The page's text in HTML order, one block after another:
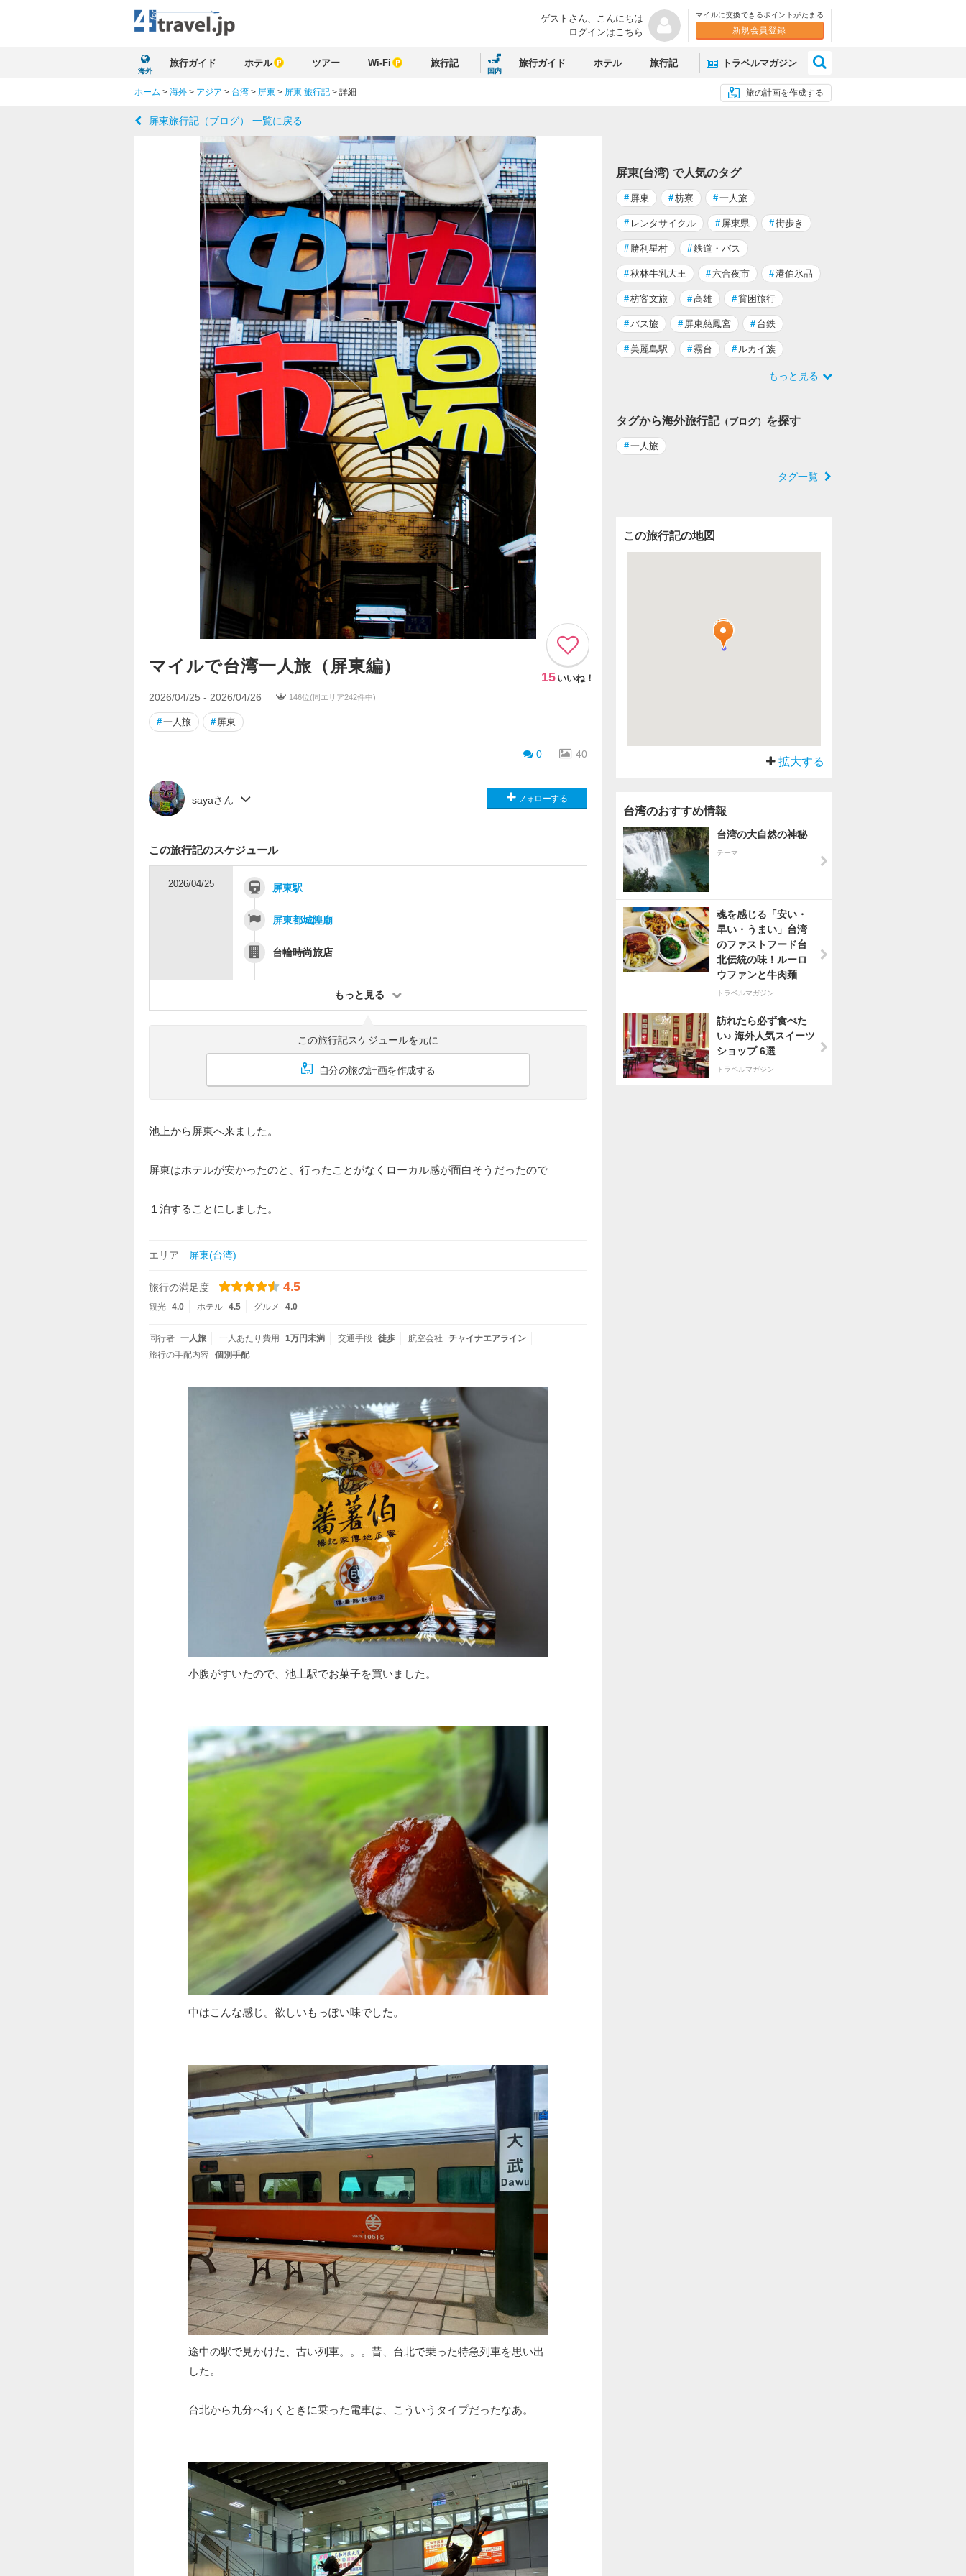
ゲストさん、 こんにちは
ログインはこちら
マイルに交換できるポイントがたまる
新規会員登録
海外
旅行ガイド ホテル ツアー Wi-Fi 旅行記
国内
旅行ガイド ホテル 旅行記 トラベルマガジン
旅の計画を作成する
ホーム > 海外 > アジア > 台湾 > 屏東 > 屏東 旅行記 > 詳細
屏東旅行記（ブログ） 一覧に戻る
マイルで台湾一人旅（屏東編）
15 いいね！
2026/04/25 - 2026/04/26 146位(同エリア242件中)
#一人旅 # 屏東
0 40
sayaさん フォローする
この旅行記のスケジュール
2026/04/25 屏東駅
屏東都城隍廟
台輪時尚旅店
もっと見る
この旅行記スケジュールを元に
自分の旅の計画を作成する
池上から屏東へ来ました。
屏東はホテルが安かったのと、行ったことがなくローカル感が面白そうだったので
１泊することにしました。
エリア 屏東(台湾)
旅行の満足度 4.5
観光 4.0 ホテル 4.5 グルメ 4.0
同行者 一人旅 一人あたり費用 1万円未満 交通手段 徒歩 航空会社
チャイナエアライン
旅行の手配内容
個別手配
小腹がすいたので、池上駅でお菓子を買いました。
中はこんな感じ。欲しいもっぽい味でした。
途中の駅で見かけた、古い列車。。。昔、台北で乗った特急列車を思い出
した。
台北から九分へ行くときに乗った電車は、こういうタイプだったなあ。
屏東(台湾) で人気のタグ
# 屏東 #枋寮 #一人旅
# レンタサイクル # 屏東県 #街歩き
# 勝利星村 #鉄道・バス
#秋林牛乳大王 #六合夜市 #港伯氷品
#枋客文旅 #高雄 #貧困旅行
#バス旅 # 屏東慈鳳宮 # 台鉄
#美麗島駅 #霧台 # ルカイ族
もっと見る
タグから海外旅行記（ブログ） を探す
#一人旅
タグ一覧
この旅行記の地図
拡大する
台湾のおすすめ情報
台湾の大自然の神秘
テーマ
魂を感じる「安い・
早い・うまい」台湾
のファストフード台
北伝統の味！ルーロ
ウファンと牛肉麺
トラベルマガジン
訪れたら必ず食べた
い♪ 海外人気スイーツ
ショップ 6選
トラベルマガジン